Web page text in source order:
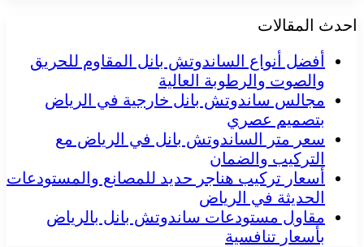
احدث المقالات
أفضل أنواع الساندوتش بانل المقاوم للحريق
والصوت والرطوبة العالية
مجالس ساندوتش بانل خارجية في الرياض
بتصميم عصري
سعر متر الساندوتش بانل في الرياض مع
التركيب والضمان
أسعار تركيب هناجر حديد للمصانع والمستودعات
الحديثة في الرياض
مقاول مستودعات ساندوتش بانل بالرياض
بأسعار تنافسية